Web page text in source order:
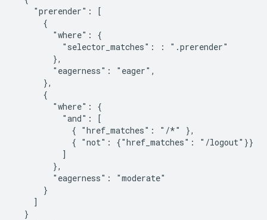
    "prerender": [
      {
        "where": {
          "selector_matches": : ".prerender"
        },
        "eagerness": "eager",
      },
      {
        "where": {
          "and": [
            { "href_matches": "/*" },
            { "not": {"href_matches": "/logout"}}
          ]
        },
        "eagerness": "moderate"
      }
    ]
  }